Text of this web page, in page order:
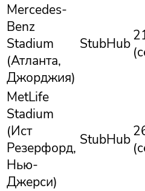
Mercedes-
Benz
Stadium
(Атланта,
Джорджия)
StubHub
MetLife
Stadium
(Ист
Резерфорд,
Нью-
Джерси)
StubHub